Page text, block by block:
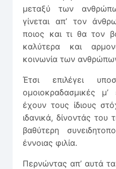
μεταξύ των
γίνεται απ’ τον
ποιος και τι θα τον
καλύτερα και
κοινωνία των
Έτσι επιλέγει
ομοιοκραδασμικές
έχουν τους ίδιους
ιδανικά, δίνοντάς
βαθύτερη
έννοιας φιλία.
Περνώντας απ’ αυτά